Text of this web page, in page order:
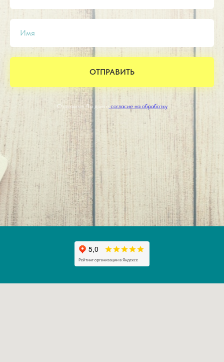
Имя
ОТПРАВИТЬ
Отправляя, Вы даетесогласие на обработку